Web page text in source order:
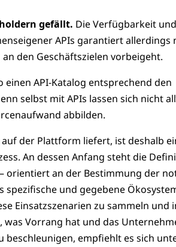
gefällt. Die Verfügbarkeit und
APIs garantiert allerdings
den Geschäftszielen vorbeigeht.
API-Katalog entsprechend den
selbst mit APIs lassen sich nicht
abbilden.
auf der Plattform liefert, ist deshalb
An dessen Anfang steht die
orientiert an der Bestimmung der
spezifische und gegebene
Einsatzszenarien zu sammeln und
Vorrang hat und das
beschleunigen, empfiehlt es sich